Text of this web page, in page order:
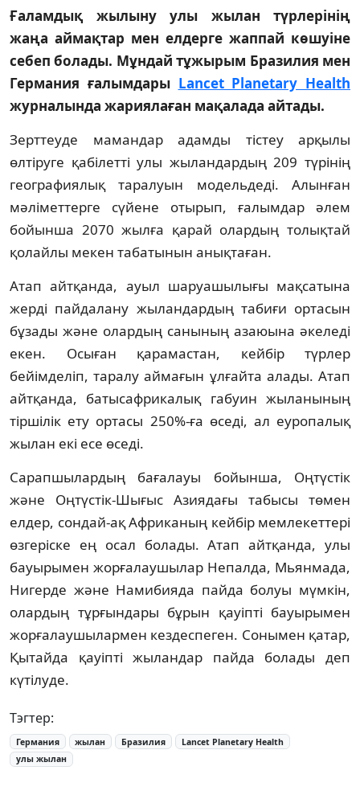
Ғаламдық жылыну улы жылан түрлерінің
жаңа аймақтар мен елдерге жаппай көшуіне
себеп болады. Мұндай тұжырым Бразилия мен
Германия ғалымдары Lancet Planetary Health
журналында жариялаған мақалада айтады.
Зерттеуде мамандар адамды тістеу арқылы
өлтіруге қабілетті улы жыландардың 209 түрінің
географиялық таралуын модельдеді. Алынған
мәліметтерге сүйене отырып, ғалымдар әлем
бойынша 2070 жылға қарай олардың толықтай
қолайлы мекен табатынын анықтаған.
Атап айтқанда, ауыл шаруашылығы мақсатына
жерді пайдалану жыландардың табиғи ортасын
бұзады және олардың санының азаюына әкеледі
екен. Осыған қарамастан, кейбір түрлер
бейімделіп, таралу аймағын ұлғайта алады. Атап
айтқанда, батысафрикалық габуин жыланының
тіршілік ету ортасы 250%-ға өседі, ал еуропалық
жылан екі есе өседі.
Сарапшылардың бағалауы бойынша, Оңтүстік
және Оңтүстік-Шығыс Азиядағы табысы төмен
елдер, сондай-ақ Африканың кейбір мемлекеттері
өзгеріске ең осал болады. Атап айтқанда, улы
бауырымен жорғалаушылар Непалда, Мьянмада,
Нигерде және Намибияда пайда болуы мүмкін,
олардың тұрғындары бұрын қауіпті бауырымен
жорғалаушылармен кездеспеген. Сонымен қатар,
Қытайда қауіпті жыландар пайда болады деп
күтілуде.
Тэгтер:
Германия жылан Бразилия
Lancet Planetary Health
улы жылан